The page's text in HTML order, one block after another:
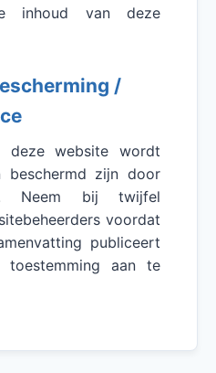
inhoud van deze
/
website wordt
beschermd zijn door
Neem bij twijfel
voordat
publiceert
aan te